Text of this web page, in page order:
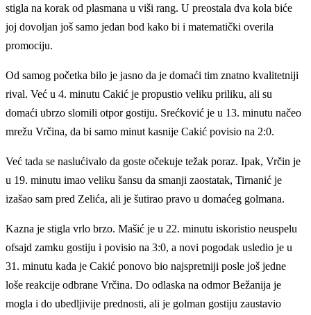
stigla na korak od plasmana u viši rang. U preostala dva kola biće
joj dovoljan još samo jedan bod kako bi i matematički overila
promociju.
Od samog početka bilo je jasno da je domaći tim znatno kvalitetniji
rival. Već u 4. minutu Cakić je propustio veliku priliku, ali su
domaći ubrzo slomili otpor gostiju. Srećković je u 13. minutu načeo
mrežu Vrčina, da bi samo minut kasnije Cakić povisio na 2:0.
Već tada se naslućivalo da goste očekuje težak poraz. Ipak, Vrčin je
u 19. minutu imao veliku šansu da smanji zaostatak, Tirnanić je
izašao sam pred Zelića, ali je šutirao pravo u domaćeg golmana.
Kazna je stigla vrlo brzo. Mašić je u 22. minutu iskoristio neuspelu
ofsajd zamku gostiju i povisio na 3:0, a novi pogodak usledio je u
31. minutu kada je Cakić ponovo bio najspretniji posle još jedne
loše reakcije odbrane Vrčina. Do odlaska na odmor Bežanija je
mogla i do ubedljivije prednosti, ali je golman gostiju zaustavio